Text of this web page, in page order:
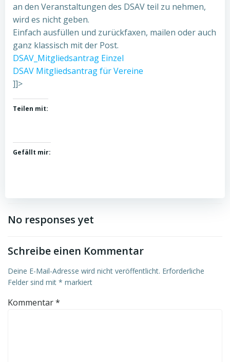
an den Veranstaltungen des DSAV teil zu nehmen,
wird es nicht geben.
Einfach ausfüllen und zurückfaxen, mailen oder auch
ganz klassisch mit der Post.
DSAV_Mitgliedsantrag Einzel
DSAV Mitgliedsantrag für Vereine
]]>
Teilen mit:
Gefällt mir:
No responses yet
Schreibe einen Kommentar
Deine E-Mail-Adresse wird nicht veröffentlicht. Erforderliche
Felder sind mit * markiert
Kommentar*